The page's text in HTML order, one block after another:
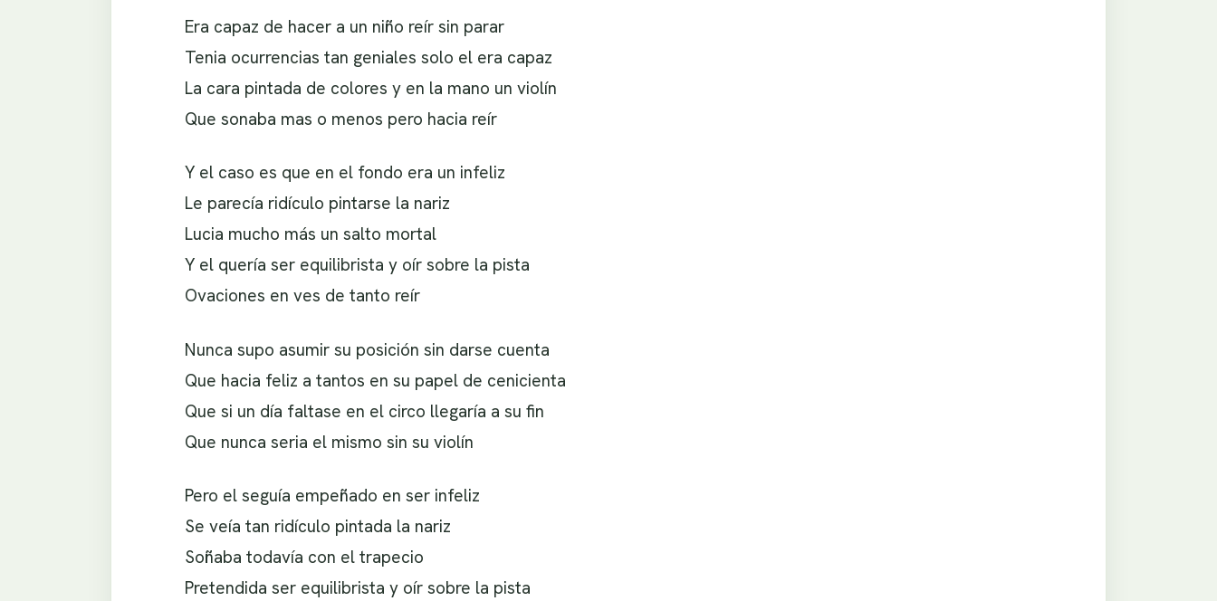
Era capaz de hacer a un niño reír sin parar
Tenia ocurrencias tan geniales solo el era capaz
La cara pintada de colores y en la mano un violín
Que sonaba mas o menos pero hacia reír
Y el caso es que en el fondo era un infeliz
Le parecía ridículo pintarse la nariz
Lucia mucho más un salto mortal
Y el quería ser equilibrista y oír sobre la pista
Ovaciones en ves de tanto reír
Nunca supo asumir su posición sin darse cuenta
Que hacia feliz a tantos en su papel de cenicienta
Que si un día faltase en el circo llegaría a su fin
Que nunca seria el mismo sin su violín
Pero el seguía empeñado en ser infeliz
Se veía tan ridículo pintada la nariz
Soñaba todavía con el trapecio
Pretendida ser equilibrista y oír sobre la pista